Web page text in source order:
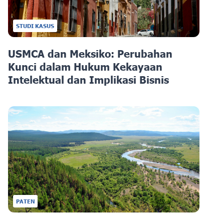
STUDI KASUS
USMCA dan Meksiko: Perubahan
Kunci dalam Hukum Kekayaan
Intelektual dan Implikasi Bisnis
PATEN